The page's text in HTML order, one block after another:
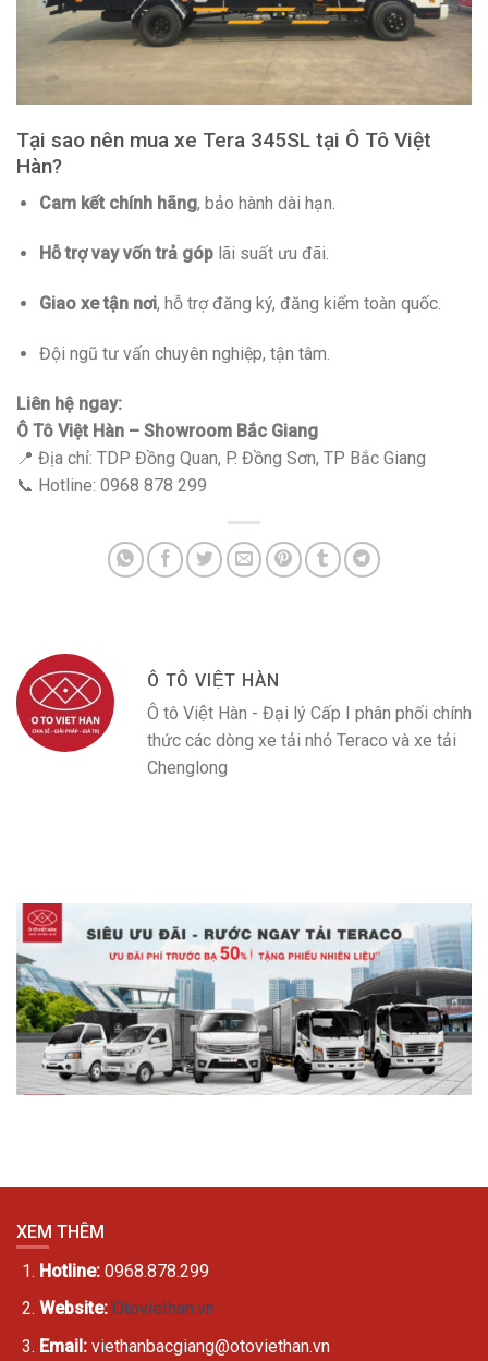
Tại sao nên mua xe Tera 345SL tại Ô Tô Việt
Hàn?
Cam kết chính hãng, bảo hành dài hạn.
Hỗ trợ vay vốn trả góplãi suất ưu đãi.
Giao xe tận nơi, hỗ trợ đăng ký, đăng kiểm toàn quốc.
Đội ngũ tư vấn chuyên nghiệp, tận tâm.
Liên hệ ngay:
Ô Tô Việt Hàn – Showroom Bắc Giang
📍 Địa chỉ: TDP Đồng Quan, P. Đồng Sơn, TP Bắc Giang
📞 Hotline: 0968 878 299
Ô TÔ VIỆT HÀN
Ô tô Việt Hàn - Đại lý Cấp I phân phối chính
thức các dòng xe tải nhỏ Teraco và xe tải
Chenglong
XEM THÊM
Hotline:0968.878.299
Website: Otoviethan.vn
Email: viethanbacgiang@otoviethan.vn